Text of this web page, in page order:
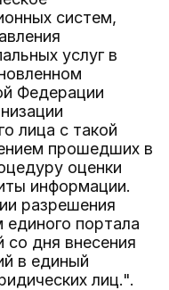
систем,
услуг в
Федерации
лица с такой
прошедших в
оценки
информации.
разрешения
единого портала
со дня внесения
в единый
лиц.".